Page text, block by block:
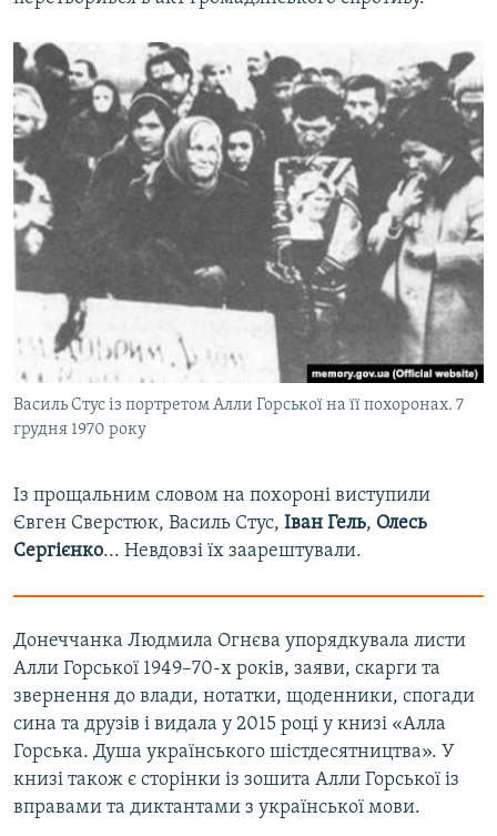
Василь Стус із портретом Алли Горської на її похоронах. 7
грудня 1970 року
Із прощальним словом на похороні виступили
Євген Сверстюк, Василь Стус, Іван Гель, Олесь
Сергієнко... Невдовзі їх заарештували.
Донеччанка Людмила Огнєва упорядкувала листи
Алли Горської 1949–70-х років, заяви, скарги та
звернення до влади, нотатки, щоденники, спогади
сина та друзів і видала у 2015 році у книзі «Алла
Горська. Душа українського шістдесятництва». У
книзі також є сторінки із зошита Алли Горської із
вправами та диктантами з української мови.